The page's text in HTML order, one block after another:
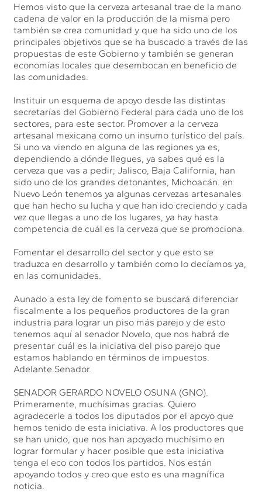
Hemos visto que la cerveza artesanal trae de la mano
cadena de valor en la producción de la misma pero
también se crea comunidad y que ha sido uno de los
principales objetivos que se ha buscado a través de las
propuestas de este Gobierno y también se generan
economías locales que desembocan en beneficio de
las comunidades.
Instituir un esquema de apoyo desde las distintas
secretarías del Gobierno Federal para cada uno de los
sectores, para este sector. Promover a la cerveza
artesanal mexicana como un insumo turístico del país.
Si uno va viendo en alguna de las regiones ya es,
dependiendo a dónde llegues, ya sabes qué es la
cerveza que vas a pedir; Jalisco, Baja California, han
sido uno de los grandes detonantes, Michoacán. en
Nuevo León tenemos ya algunas cervezas artesanales
que han hecho su lucha y que han ido creciendo y cada
vez que llegas a uno de los lugares, ya hay hasta
competencia de cuál es la cerveza que se promociona.
Fomentar el desarrollo del sector y que esto se
traduzca en desarrollo y también como lo decíamos ya,
en las comunidades.
Aunado a esta ley de fomento se buscará diferenciar
fiscalmente a los pequeños productores de la gran
industria para lograr un piso más parejo y de esto
tenemos aquí al senador Novelo, que nos habrá de
presentar cuál es la iniciativa del piso parejo que
estamos hablando en términos de impuestos.
Adelante Senador.
SENADOR GERARDO NOVELO OSUNA (GNO).
Primeramente, muchísimas gracias. Quiero
agradecerle a todos los diputados por el apoyo que
hemos tenido de esta iniciativa. A los productores que
se han unido, que nos han apoyado muchísimo en
lograr formular y hacer posible que esta iniciativa
tenga el eco con todos los partidos. Nos están
apoyando todos y creo que esto es una magnífica
noticia.